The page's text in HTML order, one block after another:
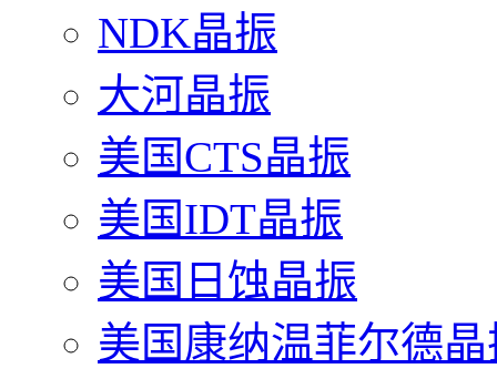
NDK晶振
大河晶振
美国CTS晶振
美国IDT晶振
美国日蚀晶振
美国康纳温菲尔德晶